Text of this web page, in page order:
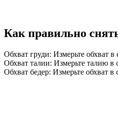
Как правильно
Обхват груди: Измерьте обхват
Обхват талии: Измерьте талию в
Обхват бедер: Измерьте обхват